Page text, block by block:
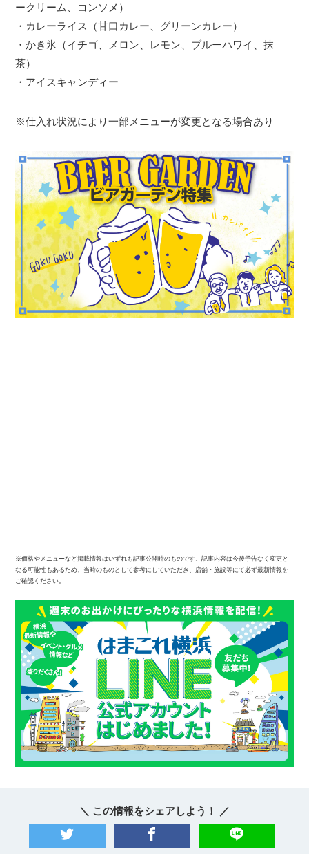
ークリーム、コンソメ）
・カレーライス（甘口カレー、グリーンカレー）
・かき氷（イチゴ、メロン、レモン、ブルーハワイ、抹
茶）
・アイスキャンディー
※仕入れ状況により一部メニューが変更となる場合あり
※価格やメニューなど掲載情報はいずれも記事公開時のものです。記事内容は今後予告なく変更と
なる可能性もあるため、当時のものとして参考にしていただき、店舗・施設等にて必ず最新情報を
ご確認ください。
＼ この情報をシェアしよう！ ／